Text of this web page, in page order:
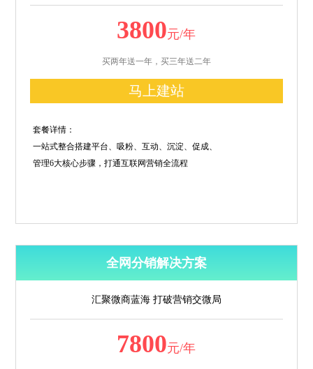
3800元/年
买两年送一年，买三年送二年
马上建站
套餐详情：
一站式整合搭建平台、吸粉、互动、沉淀、促成、
管理6大核心步骤，打通互联网营销全流程
全网分销解决方案
汇聚微商蓝海 打破营销交微局
7800元/年